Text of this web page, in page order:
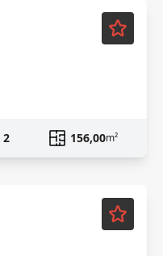
2 156,00m²